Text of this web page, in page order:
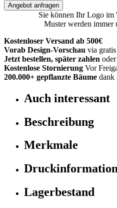
Angebot anfragen
Sie können Ihr Logo im
Muster werden immer
Kostenloser Versand ab 500€
Vorab Design-Vorschau via
Jetzt bestellen, später zahlen
Kostenlose Stornierung Vor
200.000+ gepflanzte Bäume dank
Auch interessant
Beschreibung
Merkmale
Lagerbestand